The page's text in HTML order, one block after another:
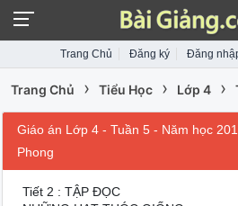
Trang Chủ Đăng ký Đăng
Trang Chủ › Tiểu Học › Lớp 4 ›
Giáo án Lớp 4 - Tuần 5 - Năm học
Phong
Tiết 2 : TẬP ĐỌC